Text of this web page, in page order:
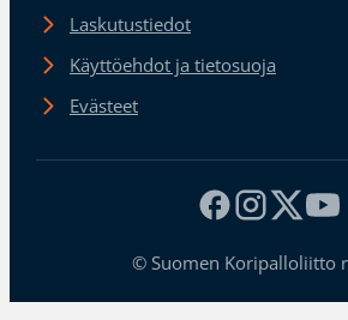
Laskutustiedot
Käyttöehdot ja tietosuoja
Evästeet
© Suomen Koripalloliitto